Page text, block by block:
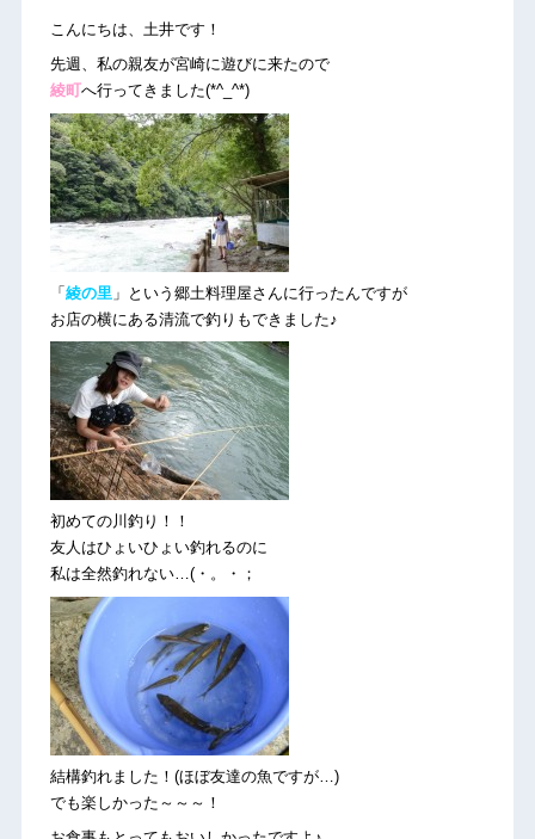
こんにちは、土井です！
先週、私の親友が宮崎に遊びに来たので
綾町へ行ってきました(*^_^*)
「 綾の里 」という郷土料理屋さんに行ったんですが
お店の横にある清流で釣りもできました♪
初めての川釣り！！
友人はひょいひょい釣れるのに
私は全然釣れない…(・。・；
結構釣れました！(ほぼ友達の魚ですが…)
でも楽しかった～～～！